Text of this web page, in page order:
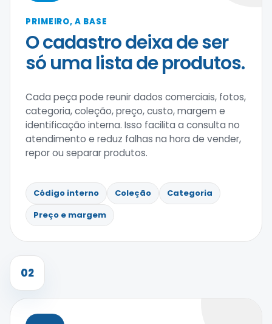
PRIMEIRO, A BASE
O cadastro deixa de ser
só uma lista de produtos.
Cada peça pode reunir dados comerciais, fotos,
categoria, coleção, preço, custo, margem e
identificação interna. Isso facilita a consulta no
atendimento e reduz falhas na hora de vender,
repor ou separar produtos.
Código interno Coleção
Categoria
Preço e margem
02